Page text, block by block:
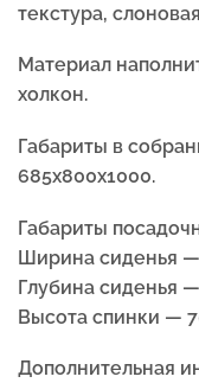
текстура,
Материал
холкон.
Габариты в
685x800x1000.
Габариты
Ширина сиденья
Глубина сиденья
Высота спинки —
Дополнительная